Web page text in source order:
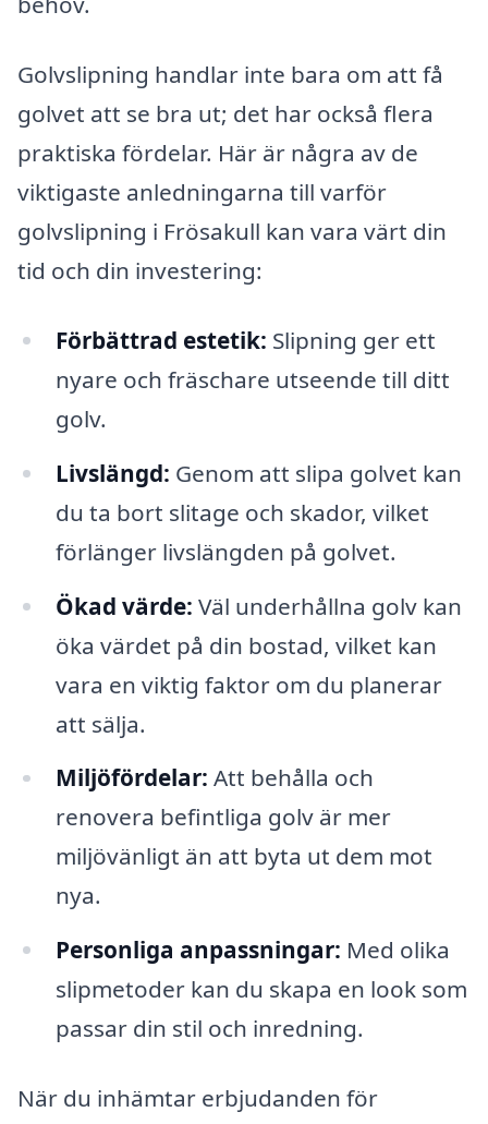
Golvslipning handlar inte bara om att få
golvet att se bra ut; det har också flera
praktiska fördelar. Här är några av de
viktigaste anledningarna till varför
golvslipning i Frösakull kan vara värt din
tid och din investering:
Förbättrad estetik: Slipning ger ett
nyare och fräschare utseende till ditt
golv.
Livslängd: Genom att slipa golvet kan
du ta bort slitage och skador, vilket
förlänger livslängden på golvet.
Ökad värde: Väl underhållna golv kan
öka värdet på din bostad, vilket kan
vara en viktig faktor om du planerar
att sälja.
Miljöfördelar: Att behålla och
renovera befintliga golv är mer
miljövänligt än att byta ut dem mot
nya.
Personliga anpassningar: Med olika
slipmetoder kan du skapa en look som
passar din stil och inredning.
När du inhämtar erbjudanden för